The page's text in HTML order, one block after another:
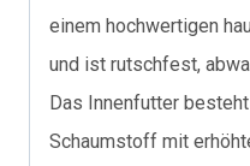
einem hochwertigen
und ist rutschfest,
Das Innenfutter
Schaumstoff mit